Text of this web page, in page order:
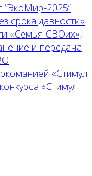
“ЭкоМир-2025”
срока давности»
«Семья СВОих»,
и передача
«Стимул
«Стимул